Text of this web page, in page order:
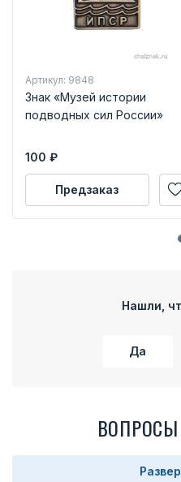
Артикул: 9848
Знак «Музей истории
подводных сил России»
100 ₽
Предзаказ
Нашли,
Да